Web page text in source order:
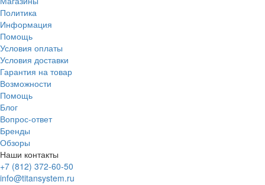
Политика
Информация
Помощь
Условия оплаты
Условия доставки
Гарантия на товар
Возможности
Помощь
Блог
Вопрос-ответ
Бренды
Обзоры
Наши контакты
+7 (812) 372-60-50
info@titansystem.ru